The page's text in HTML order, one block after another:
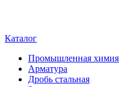
Каталог
Промышленная химия
Арматура
Дробь стальная